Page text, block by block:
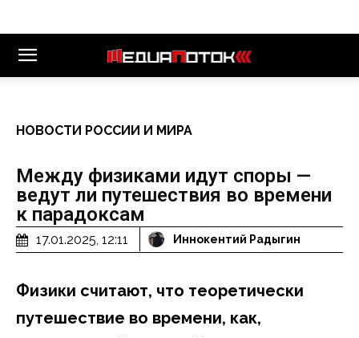
НОВОСТИ РОССИИ И МИРА
Между физиками идут споры —
ведут ли путешествия во времени
к парадоксам
17.01.2025, 12:11 Иннокентий Радыгин
Физики считают, что теоретически
путешествие во времени, как,